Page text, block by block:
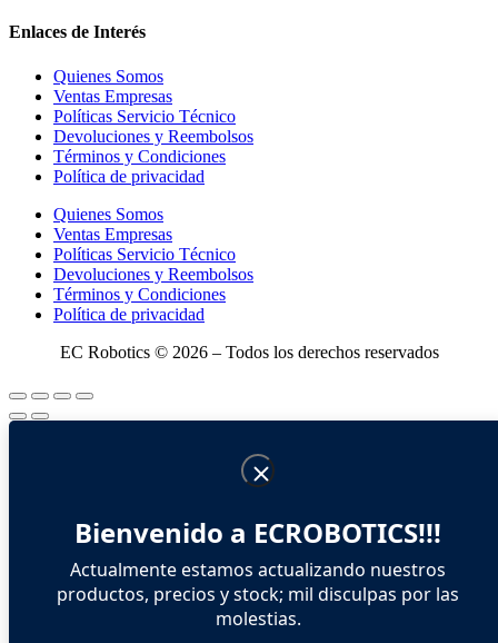
Enlaces de Interés
Quienes Somos
Ventas Empresas
Políticas Servicio Técnico
Devoluciones y Reembolsos
Términos y Condiciones
Política de privacidad
Quienes Somos
Ventas Empresas
Políticas Servicio Técnico
Devoluciones y Reembolsos
Términos y Condiciones
Política de privacidad
EC Robotics © 2026 – Todos los derechos reservados
Bienvenido a ECROBOTICS!!!
Actualmente estamos actualizando nuestros
productos, precios y stock; mil disculpas por las
molestias.